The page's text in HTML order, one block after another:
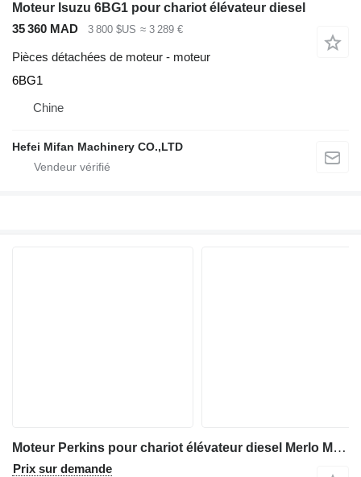
Moteur Isuzu 6BG1 pour chariot élévateur diesel
35 360 MAD
3 800 $US ≈ 3 289 €
Pièces détachées de moteur - moteur
6BG1
Chine
Hefei Mifan Machinery CO.,LTD
Moteur Perkins pour chariot élévateur diesel Merlo Manitou, JCB
Prix sur demande